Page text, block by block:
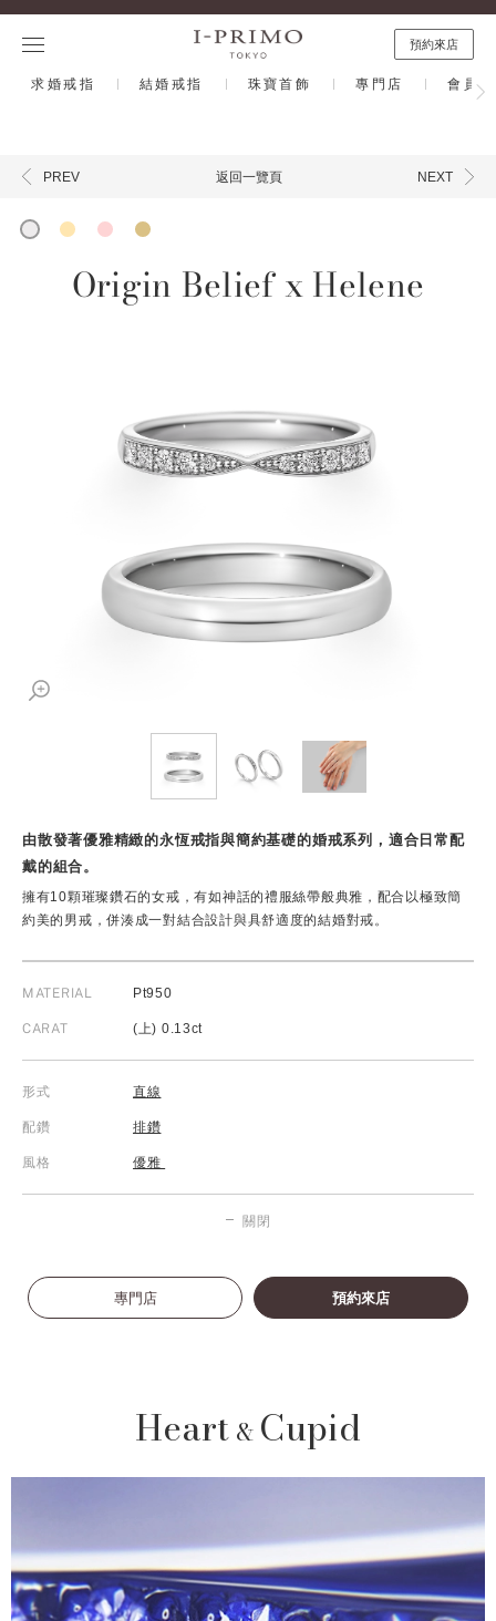
預約來店
求婚戒指 結婚戒指 珠寶首飾 專門店 會員
PREV 返回一覽頁 NEXT
Origin Belief x Helene
由散發著優雅精緻的永恆戒指與簡約基礎的婚戒系列，適合日常配
戴的組合。
擁有10顆璀璨鑽石的女戒，有如神話的禮服絲帶般典雅，配合以極致簡
約美的男戒，併湊成一對結合設計與具舒適度的結婚對戒。
MATERIAL Pt950
CARAT (上) 0.13ct
形式 直線
配鑽 排鑽
風格 優雅
關閉
專門店 預約來店
Heart & Cupid